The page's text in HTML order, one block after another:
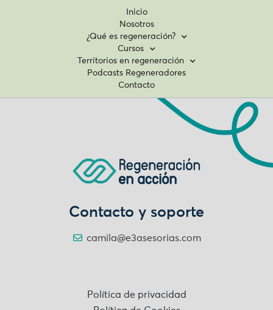
Inicio
Nosotros
¿Qué es regeneración?
Cursos
Territorios en regeneración
Podcasts Regeneradores
Contacto
Contacto y soporte
camila@e3asesorias.com
Política de privacidad